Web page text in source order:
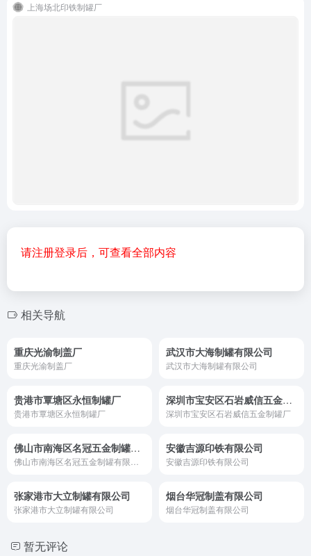
上海场北印铁制罐厂
请注册登录后，可查看全部内容
相关导航
重庆光渝制盖厂
重庆光渝制盖厂
武汉市大海制罐有限公司
武汉市大海制罐有限公司
贵港市覃塘区永恒制罐厂
贵港市覃塘区永恒制罐厂
深圳市宝安区石岩威信五金制罐厂
深圳市宝安区石岩威信五金制罐厂
佛山市南海区名冠五金制罐有限公司 安徽吉源印铁有限公司
安徽吉源印铁有限公司
张家港市大立制罐有限公司
张家港市大立制罐有限公司
烟台华冠制盖有限公司
烟台华冠制盖有限公司
暂无评论